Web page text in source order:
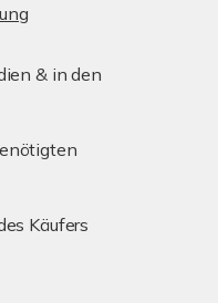
& in den
Käufers